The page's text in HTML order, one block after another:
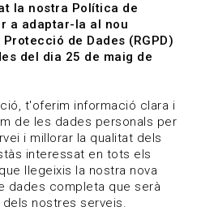
al dia
i notícies del sector de la
cultura.
la nostra Política de
a adaptar-la al nou
de Dades (RGPD)
del dia 25 de maig de
t'oferim informació clara i
de les dades personals per
i millorar la qualitat dels
interessat en tots els
llegeixis la nostra nova
dades completa que serà
nostres serveis.